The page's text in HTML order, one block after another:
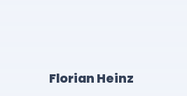
Florian Heinz